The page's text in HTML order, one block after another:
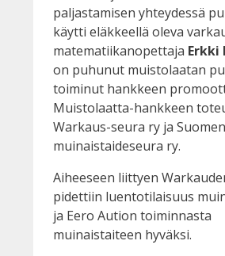
paljastamisen yhteydessä
käytti eläkkeellä oleva
matematiikanopettaja Erkki
on puhunut muistolaatan
toiminut hankkeen
Muistolaatta-hankkeen
Warkaus-seura ry ja Suomen
muinaistaideseura ry.
Aiheeseen liittyen
pidettiin luentotilaisuus
ja Eero Aution toiminnasta
muinaistaiteen hyväksi.